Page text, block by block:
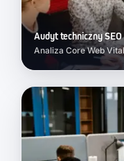
Audyt techniczny SEO
Analiza Core Web